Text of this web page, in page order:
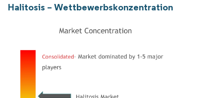
Halitosis – Wettbewerbskonzentration